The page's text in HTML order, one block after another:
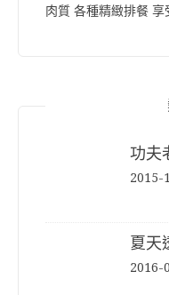
肉質 各種精緻排餐
功夫
2015-
夏天
2016-